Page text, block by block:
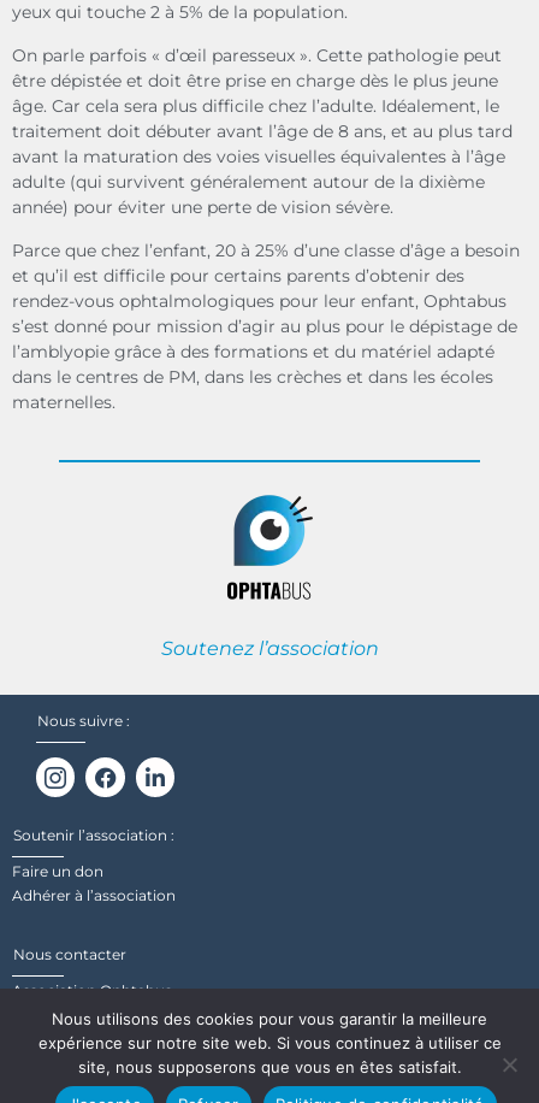
yeux qui touche 2 à 5% de la population.
On parle parfois « d’œil paresseux ». Cette pathologie peut
être dépistée et doit être prise en charge dès le plus jeune
âge. Car cela sera plus difficile chez l’adulte. Idéalement, le
traitement doit débuter avant l’âge de 8 ans, et au plus tard
avant la maturation des voies visuelles équivalentes à l’âge
adulte (qui survivent généralement autour de la dixième
année) pour éviter une perte de vision sévère.
Parce que chez l’enfant, 20 à 25% d’une classe d’âge a besoin
et qu’il est difficile pour certains parents d’obtenir des
rendez-vous ophtalmologiques pour leur enfant, Ophtabus
s’est donné pour mission d’agir au plus pour le dépistage de
l’amblyopie grâce à des formations et du matériel adapté
dans le centres de PM, dans les crèches et dans les écoles
maternelles.
Soutenez l’association
Nous suivre :
Soutenir l’association :
Faire un don
Adhérer à l’association
Nous contacter
Association Ophtabus
29 Rue de Gouédic, 22000 Saint-Brieuc
Mentions légales
Politique de confidentialité
Nous utilisons des cookies pour vous garantir la meilleure
expérience sur notre site web. Si vous continuez à utiliser ce
site, nous supposerons que vous en êtes satisfait.